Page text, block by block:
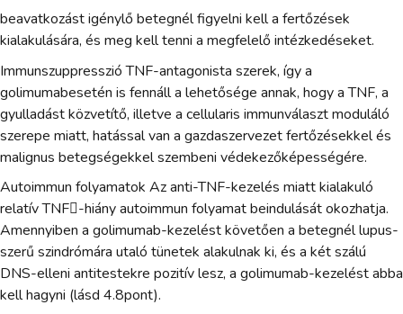
beavatkozást igénylő betegnél figyelni kell a fertőzések
kialakulására, és meg kell tenni a megfelelő intézkedéseket.
Immunszuppresszió TNF-antagonista szerek, így a
golimumabesetén is fennáll a lehetősége annak, hogy a TNF, a
gyulladást közvetítő, illetve a cellularis immunválaszt moduláló
szerepe miatt, hatással van a gazdaszervezet fertőzésekkel és
malignus betegségekkel szembeni védekezőképességére.
Autoimmun folyamatok Az anti-TNF-kezelés miatt kialakuló
relatív TNF-hiány autoimmun folyamat beindulását okozhatja.
Amennyiben a golimumab-kezelést követően a betegnél lupus-
szerű szindrómára utaló tünetek alakulnak ki, és a két szálú
DNS-elleni antitestekre pozitív lesz, a golimumab-kezelést abba
kell hagyni (lásd 4.8pont).